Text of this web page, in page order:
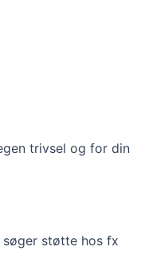
trivsel og for din
støtte hos fx